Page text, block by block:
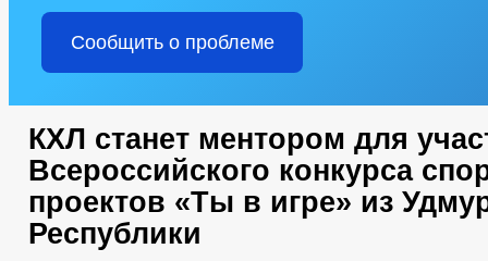
Сообщить о проблеме
КХЛ станет ментором для
Всероссийского конкурса
проектов «Ты в игре» из
Республики